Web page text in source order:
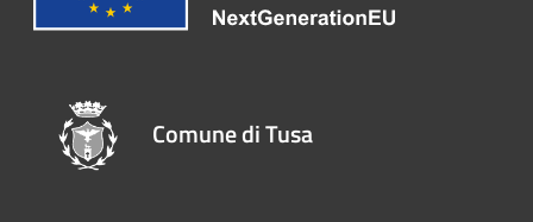
Comune di Tusa